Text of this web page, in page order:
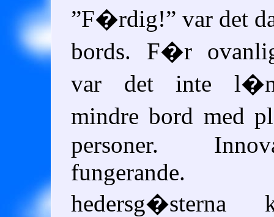
F�rdig!
var det
bords. F�r
var det inte
mindre bord med
personer.
hedersg�sterna